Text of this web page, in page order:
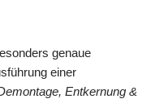
genaue
einer
Entkernung &